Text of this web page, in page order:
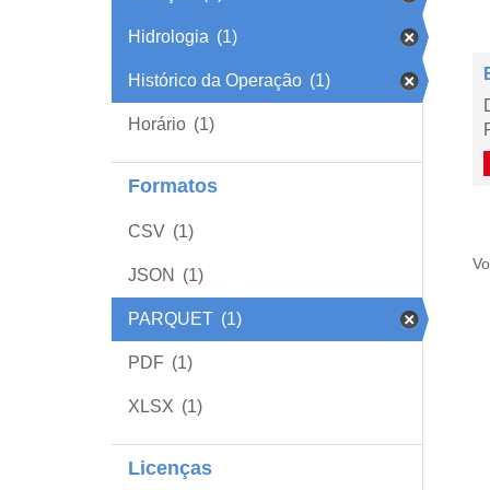
Hidrologia (1)
Histórico da Operação (1)
Horário (1)
Formatos
CSV (1)
JSON (1)
PARQUET (1)
PDF (1)
XLSX (1)
Licenças